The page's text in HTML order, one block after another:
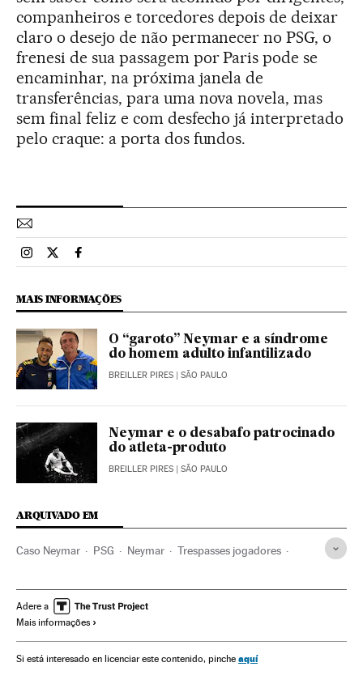
companheiros e torcedores depois de deixar
claro o desejo de não permanecer no PSG, o
frenesi de sua passagem por Paris pode se
encaminhar, na próxima janela de
transferências, para uma nova novela, mas
sem final feliz e com desfecho já interpretado
pelo craque: a porta dos fundos.
Esportes El País Brasil en Instagram
Esportes El País Brasil en Twitter
Esportes El País Brasil en Facebook
MAIS INFORMAÇÕES
O “garoto” Neymar e a síndrome
do homem adulto infantilizado
BREILLER PIRES | SÃO PAULO
Neymar e o desabafo patrocinado
do atleta-produto
BREILLER PIRES | SÃO PAULO
ARQUIVADO EM
Caso Neymar PSG Neymar Trespasses jogadores
Mercado fichajes Justiça esportiva
Esportistas Delitos fiscais Esportes Delitos
Adere a
Mais informações
Si está interesado en licenciar este contenido, pinche aquí